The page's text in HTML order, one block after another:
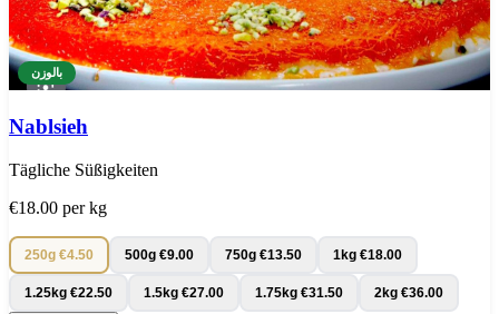
بالوزن
Nablsieh
Tägliche Süßigkeiten
€18.00 per kg
250g €4.50 500g €9.00 750g €13.50 1kg €18.00
1.25kg €22.50 1.5kg €27.00 1.75kg €31.50 2kg €36.00